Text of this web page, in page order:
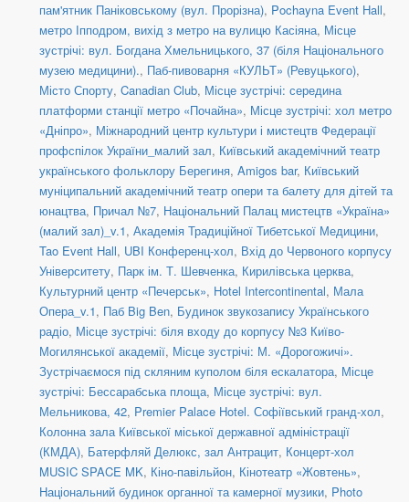
пам'ятник Паніковському (вул. Прорізна), Pochayna Event Hall,
метро Іпподром, вихід з метро на вулицю Касіяна, Місце
зустрічі: вул. Богдана Хмельницького, 37 (біля Національного
музею медицини)., Паб-пивоварня «КУЛЬТ» (Ревуцького),
Місто Спорту, Canadian Club, Місце зустрічі: середина
платформи станції метро «Почайна», Місце зустрічі: хол метро
«Дніпро», Міжнародний центр культури і мистецтв Федерації
профспілок України_малий зал, Київський академічний театр
українського фольклору Берегиня, Amigos bar, Київський
муніципальний академічний театр опери та балету для дітей та
юнацтва, Причал №7, Національний Палац мистецтв «Україна»
(малий зал)_v.1, Академія Традиційної Тибетської Медицини,
Tao Event Hall, UBI Конференц-хол, Вхід до Червоного корпусу
Університету, Парк ім. Т. Шевченка, Кирилівська церква,
Культурний центр «Печерськ», Hotel Intercontinental, Мала
Опера_v.1, Паб Big Ben, Будинок звукозапису Українського
радіо, Місце зустрічі: біля входу до корпусу №3 Київо-
Могилянської академії, Місце зустрічі: М. «Дорогожичі».
Зустрічаємося під скляним куполом біля ескалатора, Місце
зустрічі: Бессарабська площа, Місце зустрічі: вул.
Мельникова, 42, Premier Palace Hotel. Софіївський гранд-хол,
Колонна зала Київської міської державної адміністрації
(КМДА), Батерфляй Делюкс, зал Антрацит, Концерт-хол
MUSIC SPACE MK, Кіно-павільйон, Кінотеатр «Жовтень»,
Національний будинок органної та камерної музики, Photo